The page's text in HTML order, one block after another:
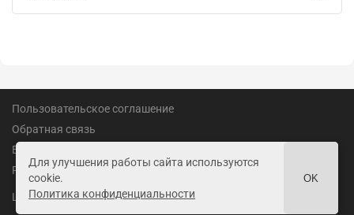
Для улучшения работы сайта используются
cookie.
Политика конфиденциальности
OK
Пользовательское соглашение
Обратная связь
Вакансии
Реклама
LandofGames.ru©2026 18+